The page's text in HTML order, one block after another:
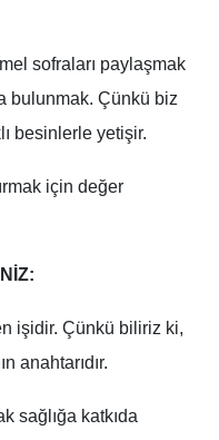
sofraları paylaşmak
bulunmak. Çünkü biz
besinlerle yetişir.
için değer
işidir. Çünkü biliriz ki,
anahtarıdır.
sağlığa katkıda